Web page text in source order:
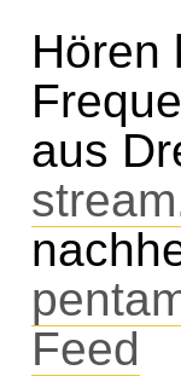
Hören
aus
Feed